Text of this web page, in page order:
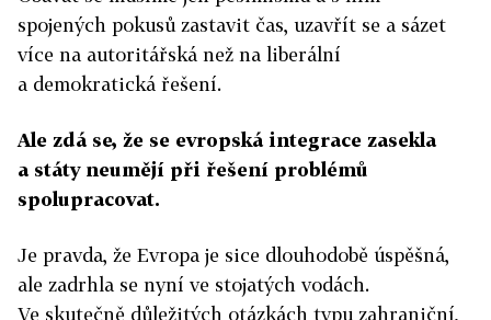
spojených pokusů zastavit čas, uzavřít se a sázet
více na autoritářská než na liberální
a demokratická řešení.
Ale zdá se, že se evropská integrace zasekla
a státy neumějí při řešení problémů
spolupracovat.
Je pravda, že Evropa je sice dlouhodobě úspěšná,
ale zadrhla se nyní ve stojatých vodách.
Ve skutečně důležitých otázkách typu zahraniční,